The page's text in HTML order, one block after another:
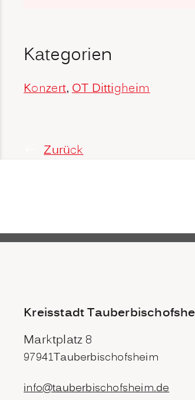
Kategorien
Konzert, OT Dittigheim
Zurück
Kreisstadt
Marktplatz 8
97941Tauberbischofsheim
info@tauberbischofsheim.de